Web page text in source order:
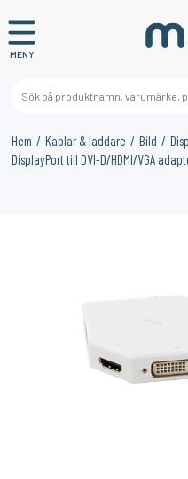
MENY
Hem Kablar & laddare Bild
DisplayPort till DVI-D/HDMI/VGA